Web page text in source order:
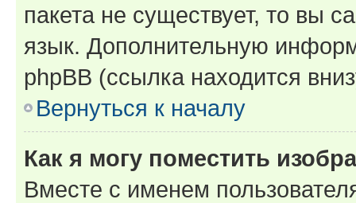
пакета не существует, то вы
язык. Дополнительную
phpBB (ссылка находится
Вернуться к началу
Как я могу поместить
Вместе с именем